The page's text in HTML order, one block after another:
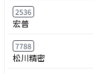
2536
宏普
7788
松川精密